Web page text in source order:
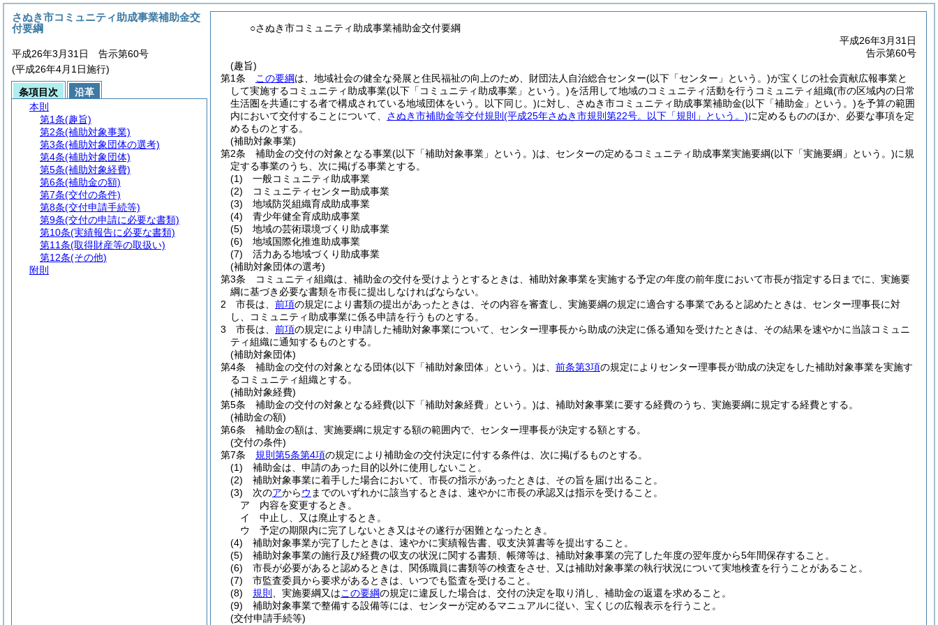
○さぬき市コミュニティ助成事業補助金交付要綱
平成26年3月31日
告示第60号
(趣旨)
第1条
この要綱は、地域社会の健全な発展と住民福祉の向上のため、財団法人自治総合センター(以下「センター」という。)が宝くじの社会貢献広報事業と
して実施するコミュニティ助成事業(以下「コミュニティ助成事業」という。)を活用して地域のコミュニティ活動を行うコミュニティ組織(市の区域内の日常
生活圏を共通にする者で構成されている地域団体をいう。以下同じ。)に対し、さぬき市コミュニティ助成事業補助金(以下「補助金」という。)を予算の範囲
内において交付することについて、 さぬき市補助金等交付規則 (平成25年さぬき市規則第22号。以下「規則」という。)に定めるもののほか、必要な事項を定
めるものとする。
(補助対象事業)
第2条
補助金の交付の対象となる事業(以下「補助対象事業」という。)は、センターの定めるコミュニティ助成事業実施要綱(以下「実施要綱」という。)に規
定する事業のうち、次に掲げる事業とする。
(1)
一般コミュニティ助成事業
(2)
コミュニティセンター助成事業
(3)
地域防災組織育成助成事業
(4)
青少年健全育成助成事業
(5)
地域の芸術環境づくり助成事業
(6)
地域国際化推進助成事業
(7)
活力ある地域づくり助成事業
(補助対象団体の選考)
第3条
コミュニティ組織は、補助金の交付を受けようとするときは、補助対象事業を実施する予定の年度の前年度において市長が指定する日までに、実施要
綱に基づき必要な書類を市長に提出しなければならない。
2
市長は、 前項の規定により書類の提出があったときは、その内容を審査し、実施要綱の規定に適合する事業であると認めたときは、センター理事長に対
し、コミュニティ助成事業に係る申請を行うものとする。
3
市長は、 前項の規定により申請した補助対象事業について、センター理事長から助成の決定に係る通知を受けたときは、その結果を速やかに当該コミュニ
ティ組織に通知するものとする。
(補助対象団体)
第4条
補助金の交付の対象となる団体(以下「補助対象団体」という。)は、 前条第3項の規定によりセンター理事長が助成の決定をした補助対象事業を実施す
るコミュニティ組織とする。
(補助対象経費)
第5条
補助金の交付の対象となる経費(以下「補助対象経費」という。)は、補助対象事業に要する経費のうち、実施要綱に規定する経費とする。
(補助金の額)
第6条
補助金の額は、実施要綱に規定する額の範囲内で、センター理事長が決定する額とする。
(交付の条件)
第7条
規則第5条第4項の規定により補助金の交付決定に付する条件は、次に掲げるものとする。
(1)
補助金は、申請のあった目的以外に使用しないこと。
(2)
補助対象事業に着手した場合において、市長の指示があったときは、その旨を届け出ること。
(3)
次のアからウ までのいずれかに該当するときは、速やかに市長の承認又は指示を受けること。
ア
内容を変更するとき。
イ
中止し、又は廃止するとき。
ウ
予定の期限内に完了しないとき又はその遂行が困難となったとき。
(4)
補助対象事業が完了したときは、速やかに実績報告書、収支決算書等を提出すること。
(5)
補助対象事業の施行及び経費の収支の状況に関する書類、帳簿等は、補助対象事業の完了した年度の翌年度から5年間保存すること。
(6)
市長が必要があると認めるときは、関係職員に書類等の検査をさせ、又は補助対象事業の執行状況について実地検査を行うことがあること。
(7)
市監査委員から要求があるときは、いつでも監査を受けること。
(8)
規則 、実施要綱又はこの要綱の規定に違反した場合は、交付の決定を取り消し、補助金の返還を求めること。
(9)
補助対象事業で整備する設備等には、センターが定めるマニュアルに従い、宝くじの広報表示を行うこと。
(交付申請手続等)
さぬき市コミュニティ助成事業補助金交
付要綱
平成26年3月31日 告示第60号
(平成26年4月1日施行)
条項目次
沿革
本則
第1条(趣旨)
第2条(補助対象事業)
第3条(補助対象団体の選考)
第4条(補助対象団体)
第5条(補助対象経費)
第6条(補助金の額)
第7条(交付の条件)
第8条(交付申請手続等)
第9条(交付の申請に必要な書類)
第10条(実績報告に必要な書類)
第11条(取得財産等の取扱い)
第12条(その他)
附則